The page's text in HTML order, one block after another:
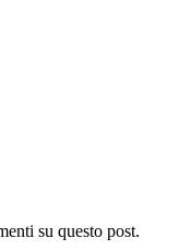
su questo post.